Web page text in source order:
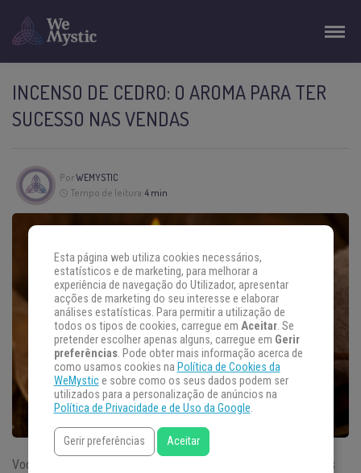
INCENSO DE CEDRO: O AROMA PARA TER
SUCESSO NAS VENDAS
PorWEMYSTIC
Tempo de leitura:4 min
Você costuma utilizar
? Vamos te dar boas
Esta página web utiliza cookies necessários,
estatísticos e de marketing, para melhorar a
experiência de navegação do Utilizador, apresentar
acções de marketing do seu interesse e elaborar
análises estatísticas. Para permitir a utilização de
todos os tipos de cookies, carregue em Aceitar. Se
pretender escolher apenas alguns, carregue em Gerir
preferências. Pode obter mais informação acerca de
como usamos cookies na Política de Cookies da
WeMystice sobre como os seus dados podem ser
utilizados para a personalização de anúncios na
Política de Privacidade e de Uso da Google.
Gerir preferências Aceitar